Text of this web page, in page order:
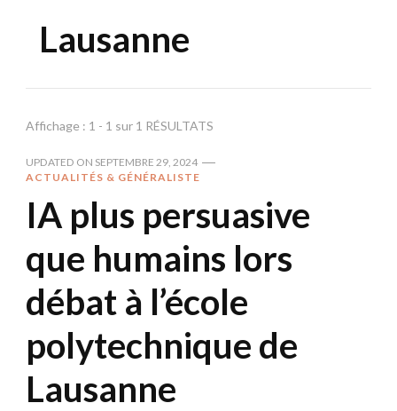
Lausanne
Affichage : 1 - 1 sur 1 RÉSULTATS
UPDATED ON SEPTEMBRE 29, 2024
ACTUALITÉS & GÉNÉRALISTE
IA plus persuasive
que humains lors
débat à l’école
polytechnique de
Lausanne